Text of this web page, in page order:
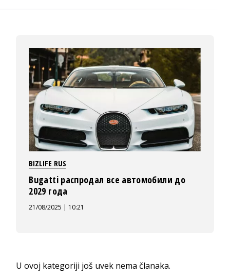
BIZLIFE RUS
Bugatti распродал все автомобили до
2029 года
21/08/2025 | 10:21
U ovoj kategoriji još uvek nema članaka.